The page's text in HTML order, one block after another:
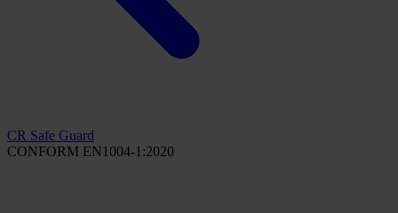
CR Safe Guard
CONFORM EN1004-1:2020